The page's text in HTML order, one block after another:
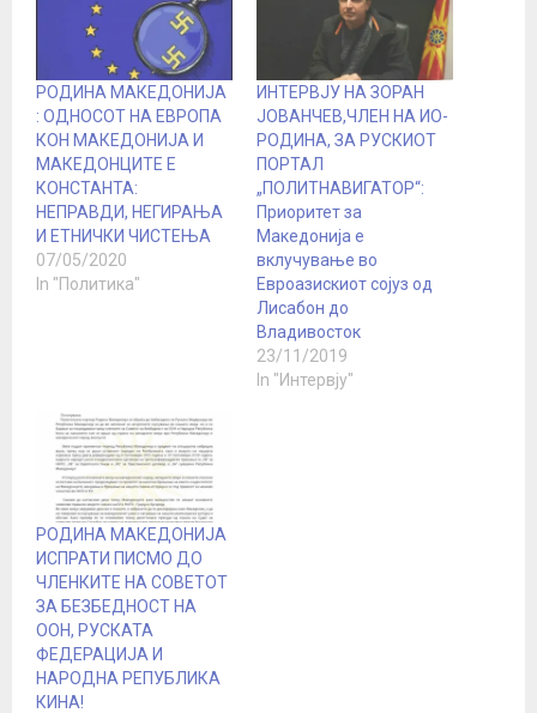
РОДИНА МАКЕДОНИЈА
: ОДНОСОТ НА ЕВРОПА
КОН МАКЕДОНИЈА И
МАКЕДОНЦИТЕ Е
КОНСТАНТА:
НЕПРАВДИ, НЕГИРАЊА
И ЕТНИЧКИ ЧИСТЕЊА
07/05/2020
In "Политика"
ИНТЕРВЈУ НА ЗОРАН
ЈОВАНЧЕВ,ЧЛЕН НА ИО-
РОДИНА, ЗА РУСКИОТ
ПОРТАЛ
„ПОЛИТНАВИГАТОР“:
Приоритет за
Македонија е
вклучување во
Евроазискиот сојуз од
Лисабон до
Владивосток
23/11/2019
In "Интервју"
РОДИНА МАКЕДОНИЈА
ИСПРАТИ ПИСМО ДО
ЧЛЕНКИТЕ НА СОВЕТОТ
ЗА БЕЗБЕДНОСТ НА
ООН, РУСКАТА
ФЕДЕРАЦИЈА И
НАРОДНА РЕПУБЛИКА
КИНА!